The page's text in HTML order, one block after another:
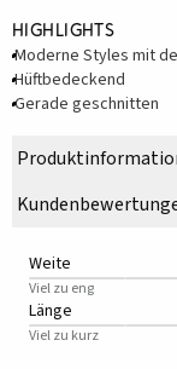
Highlights
Moderne Styles mit
Hüftbedeckend
Gerade geschnitten
Weite
Viel zu eng
Länge
Viel zu kurz